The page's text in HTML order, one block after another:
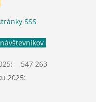
SSS
547 263
2025: